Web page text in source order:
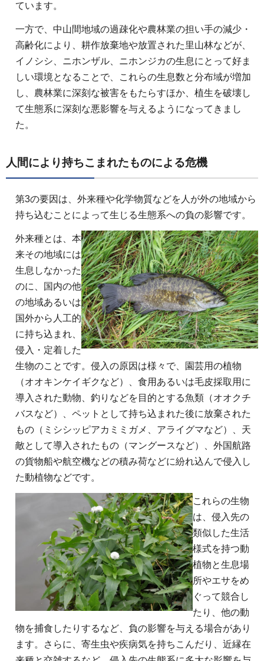
ています。
一方で、中山間地域の過疎化や農林業の担い手の減少・
高齢化により、耕作放棄地や放置された里山林などが、
イノシシ、ニホンザル、ニホンジカの生息にとって好ま
しい環境となることで、これらの生息数と分布域が増加
し、農林業に深刻な被害をもたらすほか、植生を破壊し
て生態系に深刻な悪影響を与えるようになってきまし
た。
人間により持ちこまれたものによる危機
第3の要因は、外来種や化学物質などを人が外の地域から
持ち込むことによって生じる生態系への負の影響です。
外来種とは、本
来その地域には
生息しなかった
のに、国内の他
の地域あるいは
国外から人工的
に持ち込まれ、
侵入・定着した
生物のことです。侵入の原因は様々で、園芸用の植物
（オオキンケイギクなど）、食用あるいは毛皮採取用に
導入された動物、釣りなどを目的とする魚類（オオクチ
バスなど）、ペットとして持ち込まれた後に放棄された
もの（ミシシッピアカミミガメ、アライグマなど）、天
敵として導入されたもの（マングースなど）、外国航路
の貨物船や航空機などの積み荷などに紛れ込んで侵入し
た動植物などです。
これらの生物
は、侵入先の
類似した生活
様式を持つ動
植物と生息場
所やエサをめ
ぐって競合し
たり、他の動
物を捕食したりするなど、負の影響を与える場合があり
ます。さらに、寄生虫や疾病気を持ちこんだり、近縁在